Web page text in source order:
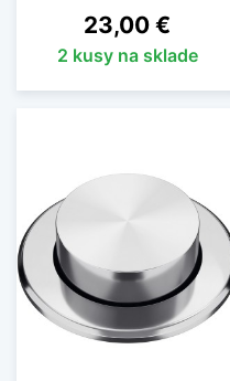
Cena
23,00 €
2 kusy na sklade